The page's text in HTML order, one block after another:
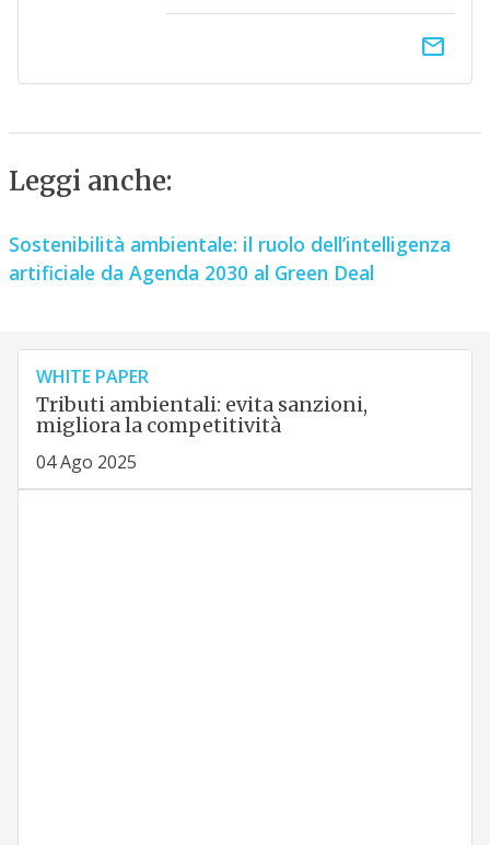
email
Leggi anche:
Sostenibilità ambientale: il ruolo dell’intelligenza
artificiale da Agenda 2030 al Green Deal
WHITE PAPER
Tributi ambientali: evita sanzioni,
migliora la competitività
04 Ago 2025